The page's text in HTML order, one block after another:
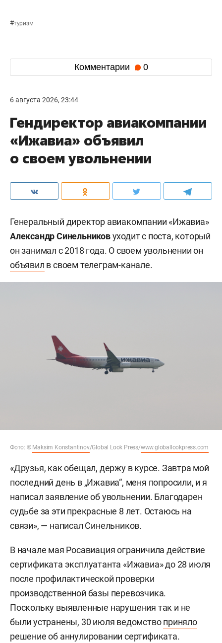
#туризм
Комментарии 0
6 августа 2026, 23:44
Гендиректор авиакомпании
«Ижавиа» объявил
о своем увольнении
Генеральный директор авиакомпании «Ижавиа»
Александр Синельниковуходит с поста, который
он занимал с 2018 года. О своем увольнении он
объявил в своем телеграм-канале.
Фото: © Maksim Konstantinov/Global Look Press/www.globallookpress.com
«Друзья, как обещал, держу в курсе. Завтра мой
последний день в „Ижавиа“, меня попросили, и я
написал заявление об увольнении. Благодарен
судьбе за эти прекрасные 8 лет. Остаюсь на
связи», — написал Синельников.
В начале мая Росавиация ограничила действие
сертификата эксплуатанта «Ижавиа» до 28 июля
после профилактической проверки
производственной базы перевозчика.
Поскольку выявленные нарушения так и не
были устранены, 30 июля ведомствоприняло
решение об аннулировании сертификата.